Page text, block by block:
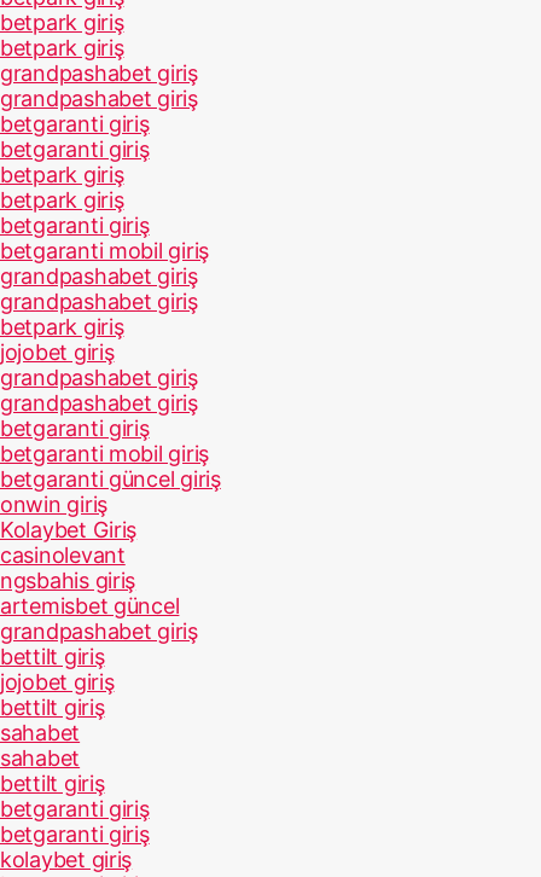
betpark giriş
betpark giriş
grandpashabet giriş
grandpashabet giriş
betgaranti giriş
betgaranti giriş
betpark giriş
betpark giriş
betgaranti giriş
betgaranti mobil giriş
grandpashabet giriş
grandpashabet giriş
betpark giriş
jojobet giriş
grandpashabet giriş
grandpashabet giriş
betgaranti giriş
betgaranti mobil giriş
betgaranti güncel giriş
onwin giriş
Kolaybet Giriş
casinolevant
ngsbahis giriş
artemisbet güncel
grandpashabet giriş
bettilt giriş
jojobet giriş
bettilt giriş
sahabet
sahabet
bettilt giriş
betgaranti giriş
betgaranti giriş
kolaybet giriş